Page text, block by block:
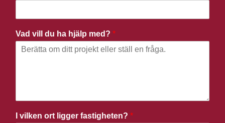
Vad vill du ha hjälp med? *
I vilken ort ligger fastigheten? *